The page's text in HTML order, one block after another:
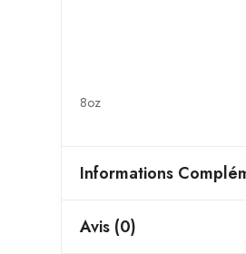
8oz
Informations
Avis (0)